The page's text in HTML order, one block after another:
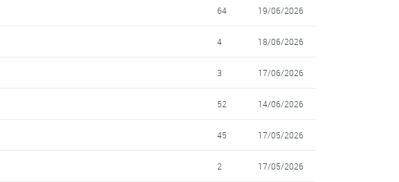
64 19/06/2026
4 18/06/2026
3 17/06/2026
52 14/06/2026
45 17/05/2026
2 17/05/2026